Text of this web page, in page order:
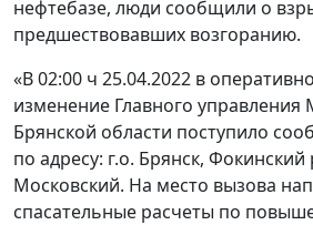
нефтебазе, люди сообщили о
предшествовавших возгоранию.
«В 02:00 ч 25.04.2022 в
изменение Главного
Брянской области поступило
по адресу: г.о. Брянск,
Московский. На место вызова
спасательные расчеты по